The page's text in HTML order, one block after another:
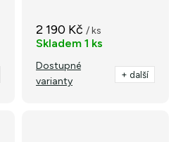
2 190 Kč / ks
Skladem 1 ks
Dostupné
varianty
+ další